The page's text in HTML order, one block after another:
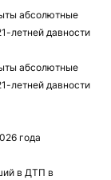
абсолютные
летней давности
абсолютные
летней давности
года
в ДТП в